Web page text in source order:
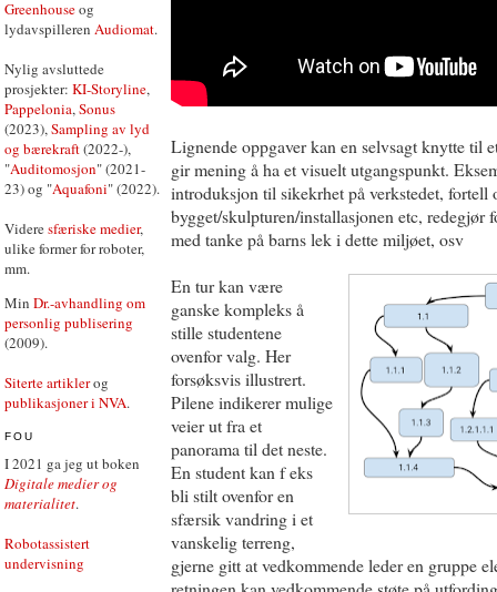
Greenhouseog
lydavspilleren Audiomat.
Nylig avsluttede
prosjekter: KI-Storyline,
Pappelonia,Sonus
(2023),Sampling av lyd
og bærekraft(2022-),
"Auditomosjon" (2021-
23) og "Aquafoni" (2022).
Videresfæriske medier,
ulike former for roboter,
mm.
Min Dr.-avhandling om
personlig publisering
(2009).
Siterte artiklerog
publikasjoner i NVA.
FOU
I 2021 ga jeg ut boken
Digitale medier og
materialitet.
Robotassistert
undervisning
Lignende oppgaver kan en selvsagt knytte til
gir mening å ha et visuelt utgangspunkt.
introduksjon til sikekrhet på verkstedet, fortell
bygget/skulpturen/installasjonen etc,
med tanke på barns lek i dette miljøet, osv
En tur kan være
ganske kompleks å
stille studentene
ovenfor valg. Her
forsøksvis illustrert.
Pilene indikerer mulige
veier ut fra et
panorama til det neste.
En student kan f eks
bli stilt ovenfor en
sfærsik vandring i et
vanskelig terreng,
gjerne gitt at vedkommende leder en gruppe